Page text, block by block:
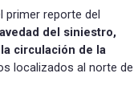
primer reporte del
del siniestro,
la circulación de la
localizados al norte de